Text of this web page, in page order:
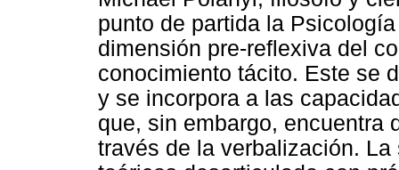
punto de partida la
dimensión pre-reflexiva del
conocimiento tácito. Este se
y se incorpora a las
que, sin embargo, encuentra
través de la verbalización.